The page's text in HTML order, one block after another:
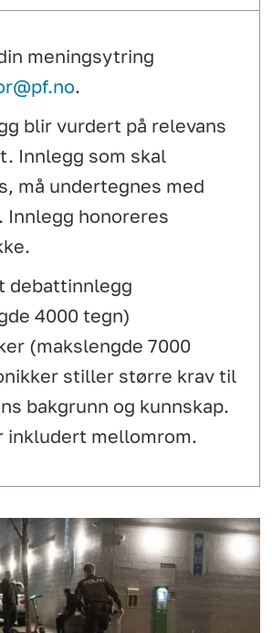
meningsytring
.
blir vurdert på relevans
Innlegg som skal
må undertegnes med
Innlegg honoreres
debattinnlegg
4000 tegn)
(makslengde 7000
stiller større krav til
bakgrunn og kunnskap.
inkludert mellomrom.